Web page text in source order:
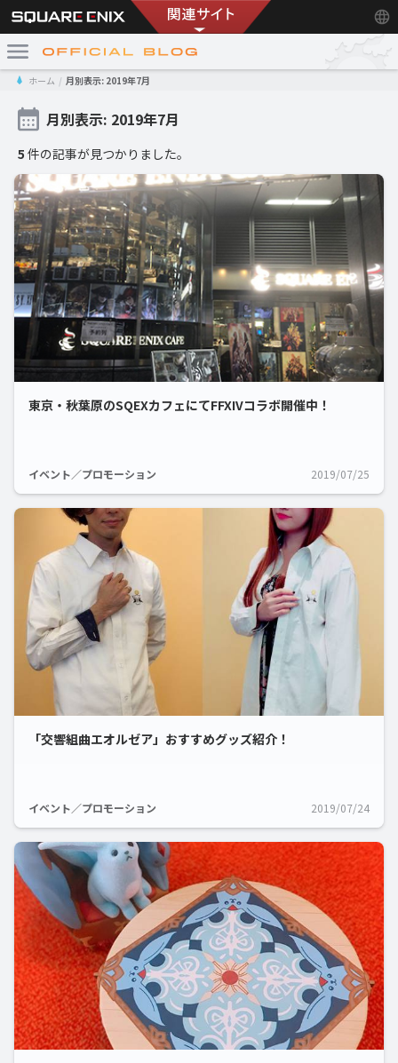
ホーム 月別表示: 2019年7月
月別表示: 2019年7月
5 件の記事が見つかりました。
東京・秋葉原のSQEXカフェにてFFXIVコラボ開催中！
イベント／プロモーション 2019/07/25
「交響組曲エオルゼア」おすすめグッズ紹介！
イベント／プロモーション 2019/07/24